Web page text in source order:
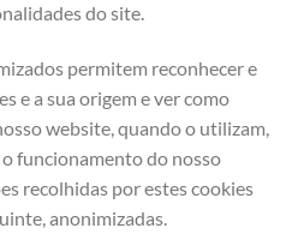
do site.
permitem reconhecer e
e a sua origem e ver como
website, quando o utilizam,
funcionamento do nosso
recolhidas por estes cookies
anonimizadas.